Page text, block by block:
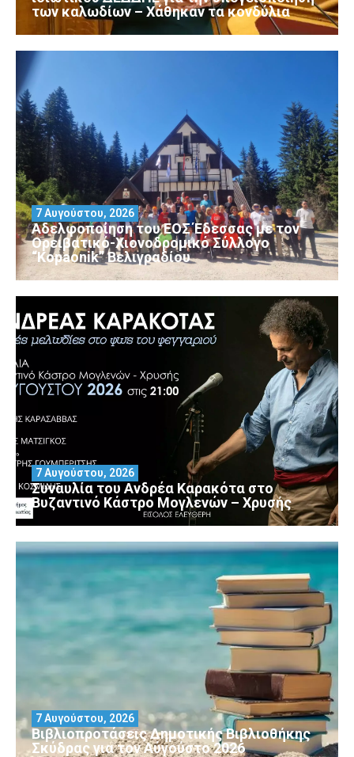
των καλωδίων – Χάθηκαν τα κονδύλια
Αδελφοποίηση του ΕΟΣ Έδεσσας με τον
Ορειβατικό-Χιονοδρομικό Σύλλογο
“Kopaonik” Βελιγραδίου
7 Αυγούστου, 2026
Συναυλία του Ανδρέα Καρακότα στο
Βυζαντινό Κάστρο Μογλενών – Χρυσής
7 Αυγούστου, 2026
Βιβλιοπροτάσεις Δημοτικής Βιβλιοθήκης
Σκύδρας για τον Αύγούστο 2026
7 Αυγούστου, 2026